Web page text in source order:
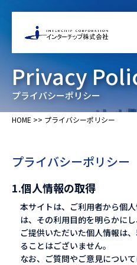
Privacy
プライバシーポリシー
HOME >> プライバシーポリシー
プライバシーポリシー
1.個人情報の取得
本サイトは、ご利用者から個
は、その利用目的を明らかに
ご提供いただいた個人情報は
ることはございません。
なお、ご質問やご意見につい